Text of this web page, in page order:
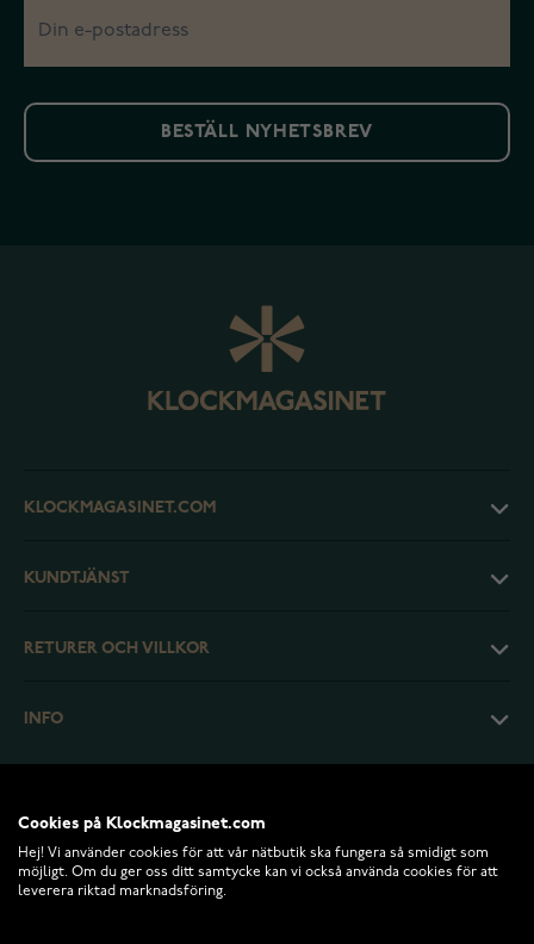
BESTÄLL NYHETSBREV
KLOCKMAGASINET.COM
KUNDTJÄNST
RETURER OCH VILLKOR
INFO
Cookies på Klockmagasinet.com
Hej! Vi använder cookies för att vår nätbutik ska fungera så smidigt som
möjligt. Om du ger oss ditt samtycke kan vi också använda cookies för att
leverera riktad marknadsföring.